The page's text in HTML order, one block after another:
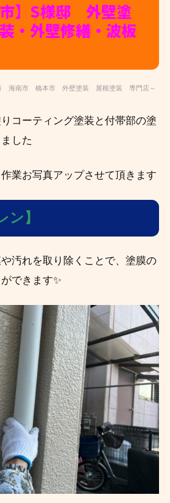
】S様邸 外壁塗
・外壁修繕・波板
海南市 橋本市 外壁塗装 屋根塗装 専門店～
コーティング塗装と付帯部の塗
した
業お写真アップさせて頂きます
ン】
汚れを取り除くことで、塗膜の
できます✨